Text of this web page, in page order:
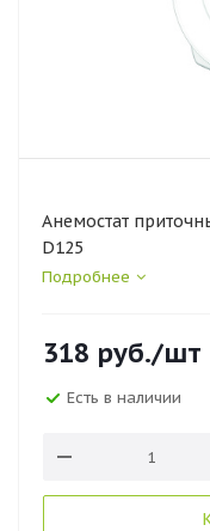
Анемостат
D125
Подробнее
318 руб./шт
Есть в наличии